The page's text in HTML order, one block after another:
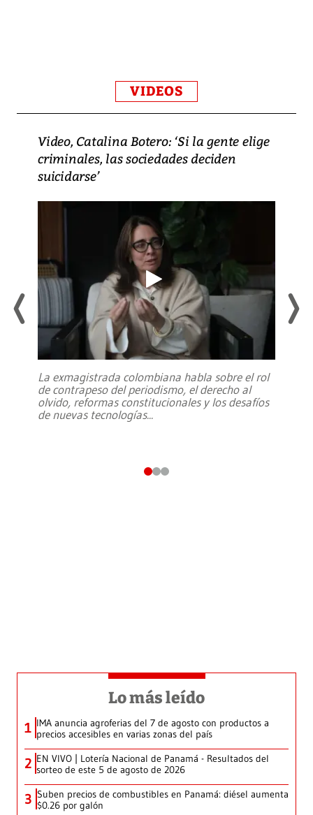
VIDEOS
Video, Catalina Botero: ‘Si la gente elige
criminales, las sociedades deciden
suicidarse’
La exmagistrada colombiana habla sobre el rol
de contrapeso del periodismo, el derecho al
olvido, reformas constitucionales y los desafíos
de nuevas tecnologías...
Lo más leído
1 IMA anuncia agroferias del 7 de agosto con productos a
precios accesibles en varias zonas del país
2 EN VIVO | Lotería Nacional de Panamá - Resultados del
sorteo de este 5 de agosto de 2026
3 Suben precios de combustibles en Panamá: diésel aumenta
$0.26 por galón